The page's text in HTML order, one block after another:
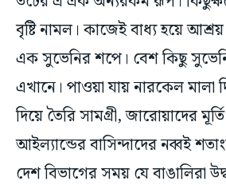
এক সুভেনির শপে। বেশ কিছু
এখানে। পাওয়া যায় নারকেল মালা
দিয়ে তৈরি সামগ্রী, জারোয়াদের
আইল্যান্ডের বাসিন্দাদের নব্বই
দেশ বিভাগের সময় যে বাঙালিরা
পূর্ব পাকিস্তান থেকে ভারতে